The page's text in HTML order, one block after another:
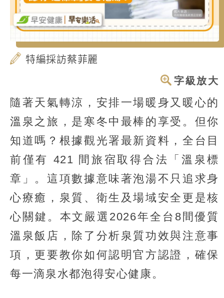
特編採訪蔡菲麗
字級放大
隨著天氣轉涼，安排一場暖身又暖心的
溫泉之旅，是寒冬中最棒的享受。但你
知道嗎？根據觀光署最新資料，全台目
前僅有 421 間旅宿取得合法「溫泉標
章」。這項數據意味著泡湯不只追求身
心療癒，泉質、衛生及場域安全更是核
心關鍵。本文嚴選2026年全台8間優質
溫泉飯店，除了分析泉質功效與注意事
項，更要教你如何認明官方認證，確保
每一滴泉水都泡得安心健康。